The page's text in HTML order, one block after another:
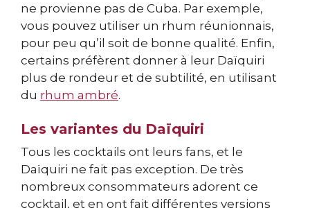
ne provienne pas de Cuba. Par exemple,
vous pouvez utiliser un rhum réunionnais,
pour peu qu’il soit de bonne qualité. Enfin,
certains préfèrent donner à leur Daïquiri
plus de rondeur et de subtilité, en utilisant
du rhum ambré.
Les variantes du Daïquiri
Tous les cocktails ont leurs fans, et le
Daïquiri ne fait pas exception. De très
nombreux consommateurs adorent ce
cocktail, et en ont fait différentes versions